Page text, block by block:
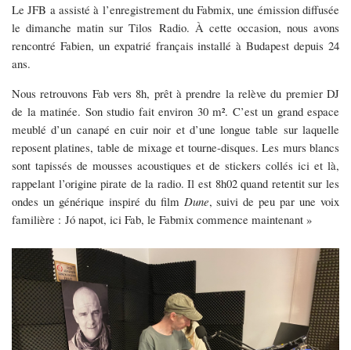
Le JFB a assisté à l’enregistrementdu Fabmix, une émission diffusée
le dimanche matin surTilos Radio. À cette occasion, nous avons
rencontré Fabien, un expatrié français installé à Budapest depuis 24
ans.
Nous retrouvons Fab vers 8h, prêt à prendre la relève du premier DJ
de la matinée. Son studio fait environ 30 m². C’est un grand espace
meublé d’un canapé en cuir noir et d’une longue table sur laquelle
reposent platines, table de mixage et tourne-disques. Les murs blancs
sont tapissés de mousses acoustiques et de stickers collés ici et là,
rappelant l’origine pirate de la radio. Il est 8h02 quand retentit sur les
ondes un générique inspiré du ﬁlm Dune, suivi de peu par une voix
familière : Jó napot, ici Fab, le Fabmix commence maintenant »